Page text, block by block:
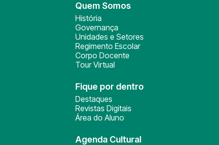
Quem Somos
História
Governança
Unidades e Setores
Regimento Escolar
Corpo Docente
Tour Virtual
Fique por dentro
Destaques
Revistas Digitais
Área do Aluno
Agenda Cultural